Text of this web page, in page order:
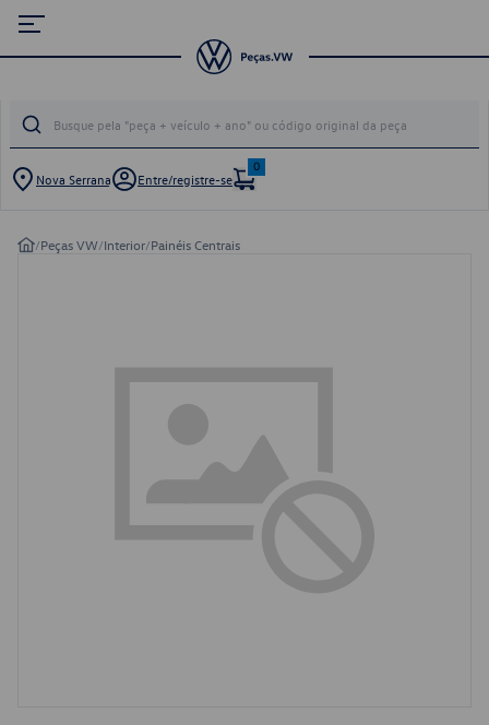
Nova Serrana Entre/registre-se
0
/Peças VW/Interior/Painéis Centrais